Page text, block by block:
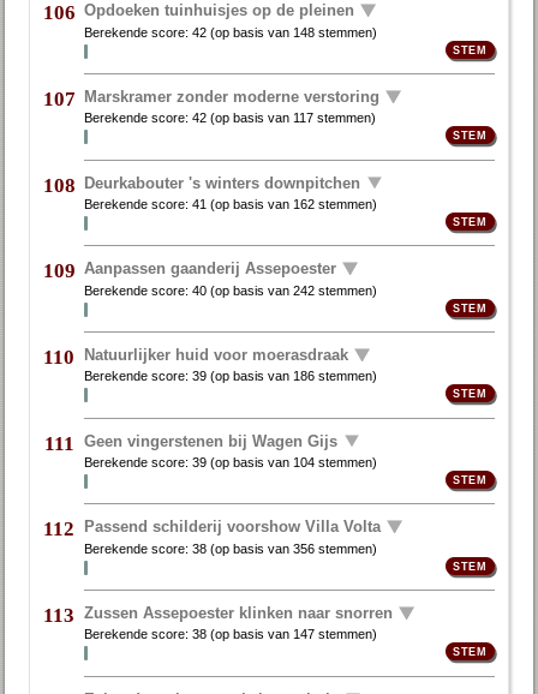
106 Opdoeken tuinhuisjes op de pleinen
Berekende score:42 (op basis van 148 stemmen)
107 Marskramer zonder moderne verstoring
Berekende score:42 (op basis van 117 stemmen)
108 Deurkabouter 's winters downpitchen
Berekende score:41 (op basis van 162 stemmen)
109 Aanpassen gaanderij Assepoester
Berekende score:40 (op basis van242 stemmen)
110 Natuurlijker huid voor moerasdraak
Berekende score:39 (op basis van 186 stemmen)
111 Geen vingerstenen bij Wagen Gijs
Berekende score:39 (op basis van 104 stemmen)
112 Passend schilderij voorshow Villa Volta
Berekende score:38 (op basis van356 stemmen)
113 Zussen Assepoester klinken naar snorren
Berekende score:38 (op basis van 147 stemmen)